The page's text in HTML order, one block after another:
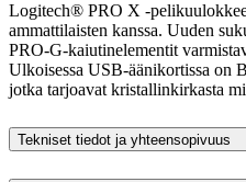
Logitech® PRO X -
ammattilaisten kanssa. Uuden
PRO-G-kaiutinelementit
Ulkoisessa USB-äänikortissa on
jotka tarjoavat kristallinkirkasta
Tekniset tiedot ja yhteensopivuus